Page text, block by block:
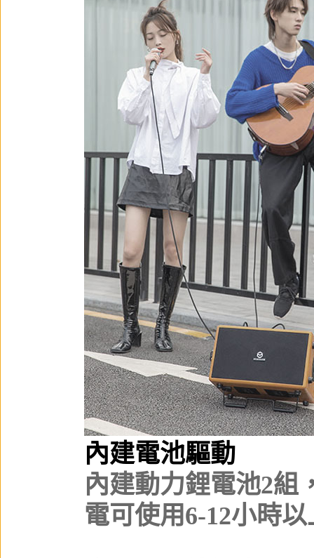
內建電池驅動
內建動力鋰電池2組
電可使用6-12小時